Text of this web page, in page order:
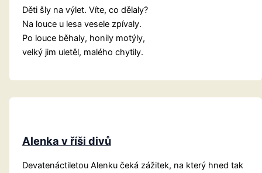
Děti šly na výlet. Víte, co dělaly?
Na louce u lesa vesele zpívaly.
Po louce běhaly, honily motýly,
velký jim uletěl, malého chytily.
Alenka v říši divů
Devatenáctiletou Alenku čeká zážitek, na který hned tak